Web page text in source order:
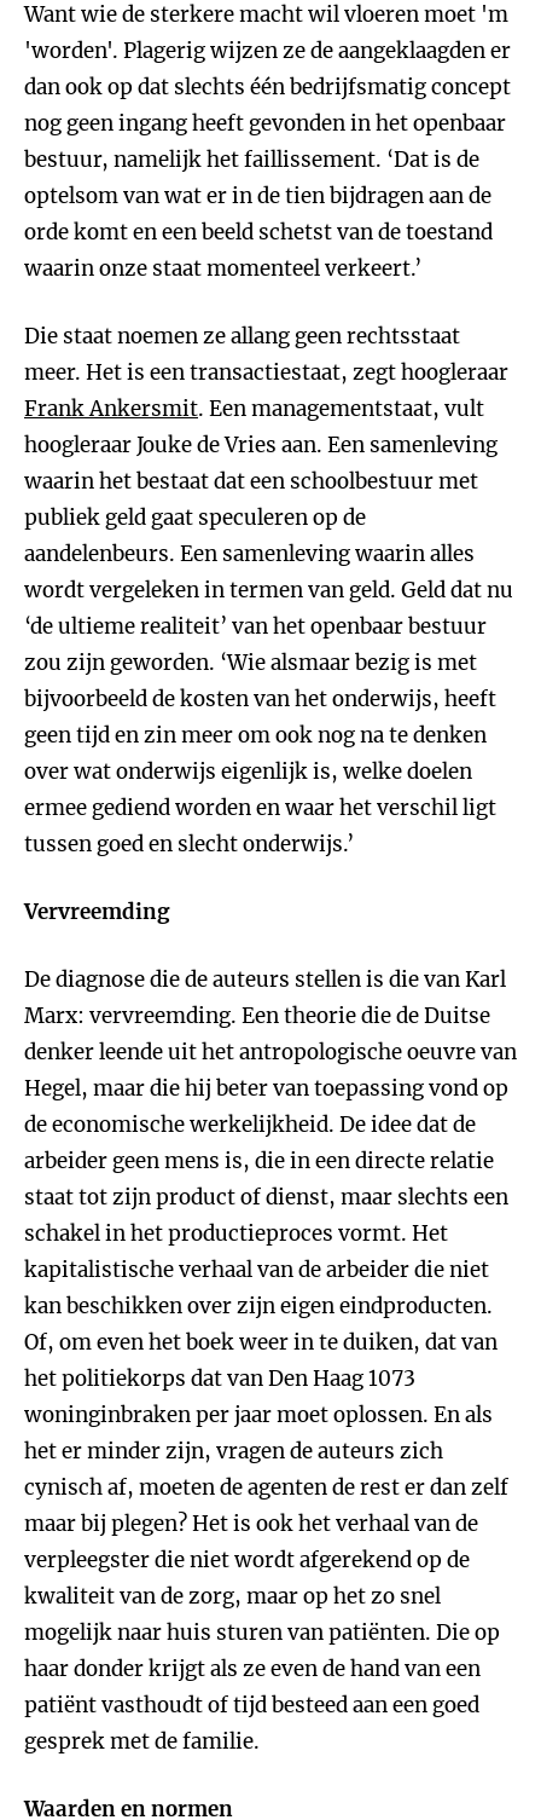
Want wie de sterkere macht wil vloeren moet 'm
'worden'. Plagerig wijzen ze de aangeklaagden er
dan ook op dat slechts één bedrijfsmatig concept
nog geen ingang heeft gevonden in het openbaar
bestuur, namelijk het faillissement. ‘Dat is de
optelsom van wat er in de tien bijdragen aan de
orde komt en een beeld schetst van de toestand
waarin onze staat momenteel verkeert.’
Die staat noemen ze allang geen rechtsstaat
meer. Het is een transactiestaat, zegt hoogleraar
Frank Ankersmit. Een managementstaat, vult
hoogleraar Jouke de Vries aan. Een samenleving
waarin het bestaat dat een schoolbestuur met
publiek geld gaat speculeren op de
aandelenbeurs. Een samenleving waarin alles
wordt vergeleken in termen van geld. Geld dat nu
‘de ultieme realiteit’ van het openbaar bestuur
zou zijn geworden. ‘Wie alsmaar bezig is met
bijvoorbeeld de kosten van het onderwijs, heeft
geen tijd en zin meer om ook nog na te denken
over wat onderwijs eigenlijk is, welke doelen
ermee gediend worden en waar het verschil ligt
tussen goed en slecht onderwijs.’
Vervreemding
De diagnose die de auteurs stellen is die van Karl
Marx: vervreemding. Een theorie die de Duitse
denker leende uit het antropologische oeuvre van
Hegel, maar die hij beter van toepassing vond op
de economische werkelijkheid. De idee dat de
arbeider geen mens is, die in een directe relatie
staat tot zijn product of dienst, maar slechts een
schakel in het productieproces vormt. Het
kapitalistische verhaal van de arbeider die niet
kan beschikken over zijn eigen eindproducten.
Of, om even het boek weer in te duiken, dat van
het politiekorps dat van Den Haag 1073
woninginbraken per jaar moet oplossen. En als
het er minder zijn, vragen de auteurs zich
cynisch af, moeten de agenten de rest er dan zelf
maar bij plegen? Het is ook het verhaal van de
verpleegster die niet wordt afgerekend op de
kwaliteit van de zorg, maar op het zo snel
mogelijk naar huis sturen van patiënten. Die op
haar donder krijgt als ze even de hand van een
patiënt vasthoudt of tijd besteed aan een goed
gesprek met de familie.
Waarden en normen